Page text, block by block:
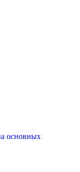
основных